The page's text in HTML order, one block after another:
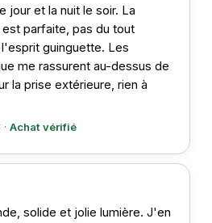
jour et la nuit le soir. La
parfaite, pas du tout
guinguette. Les
me rassurent au-dessus de
la prise extérieure, rien à
Achat vérifié
solide et jolie lumière. J'en